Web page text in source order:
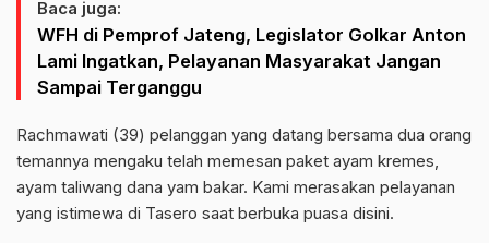
Baca juga:
WFH di Pemprof Jateng, Legislator Golkar Anton
Lami Ingatkan, Pelayanan Masyarakat Jangan
Sampai Terganggu
Rachmawati (39) pelanggan yang datang bersama dua orang
temannya mengaku telah memesan paket ayam kremes,
ayam taliwang dana yam bakar. Kami merasakan pelayanan
yang istimewa di Tasero saat berbuka puasa disini.